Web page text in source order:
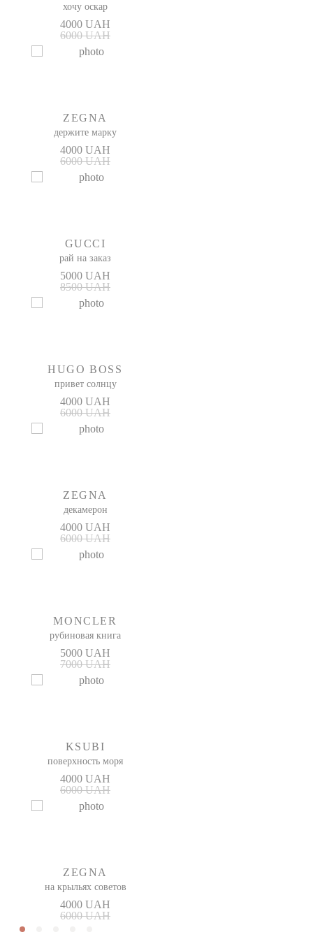
хочу оскар
4000 UAH
6000 UAH
ZEGNA
держите марку
4000 UAH
6000 UAH
GUCCI
рай на заказ
5000 UAH
8500 UAH
HUGO BOSS
привет солнцу
4000 UAH
6000 UAH
ZEGNA
декамерон
4000 UAH
6000 UAH
MONCLER
рубиновая книга
5000 UAH
7000 UAH
KSUBI
поверхность моря
4000 UAH
6000 UAH
ZEGNA
на крыльях советов
4000 UAH
6000 UAH